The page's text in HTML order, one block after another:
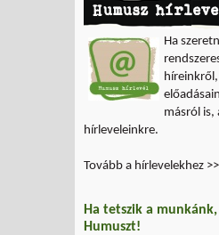
Humusz
Ha
másról is,
hírleveleinkre.
Tovább a hírlevelekhez >>
Ha tetszik a
Humuszt!